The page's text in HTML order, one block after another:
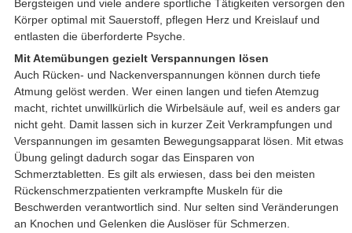
Bergsteigen und viele andere sportliche Tätigkeiten versorgen den
Körper optimal mit Sauerstoff, pflegen Herz und Kreislauf und
entlasten die überforderte Psyche.
Mit Atemübungen gezielt Verspannungen lösen
Auch Rücken- und Nackenverspannungen können durch tiefe
Atmung gelöst werden. Wer einen langen und tiefen Atemzug
macht, richtet unwillkürlich die Wirbelsäule auf, weil es anders gar
nicht geht. Damit lassen sich in kurzer Zeit Verkrampfungen und
Verspannungen im gesamten Bewegungsapparat lösen. Mit etwas
Übung gelingt dadurch sogar das Einsparen von
Schmerztabletten. Es gilt als erwiesen, dass bei den meisten
Rückenschmerzpatienten verkrampfte Muskeln für die
Beschwerden verantwortlich sind. Nur selten sind Veränderungen
an Knochen und Gelenken die Auslöser für Schmerzen.